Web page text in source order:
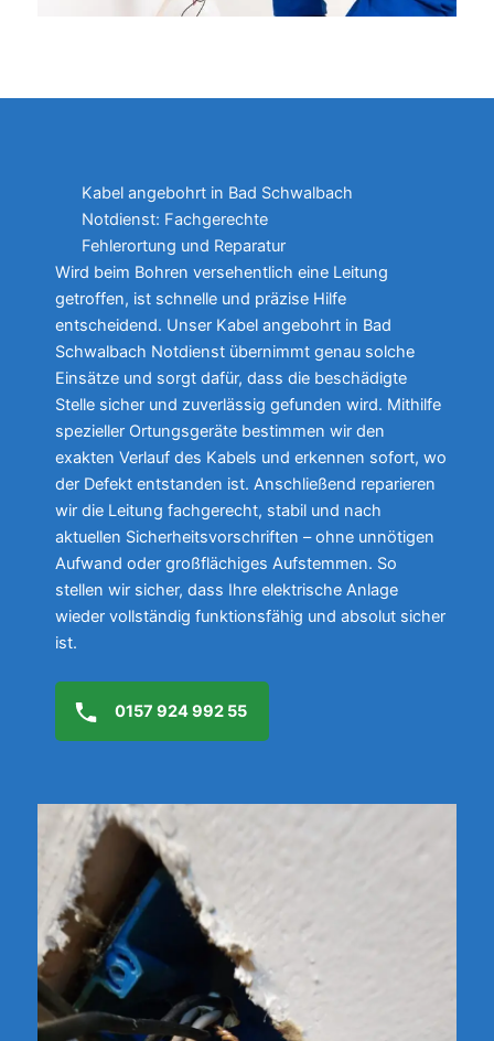
Kabel angebohrt in Bad Schwalbach
Notdienst: Fachgerechte
Fehlerortung und Reparatur
Wird beim Bohren versehentlich eine Leitung
getroffen, ist schnelle und präzise Hilfe
entscheidend. Unser Kabel angebohrt in Bad
Schwalbach Notdienst übernimmt genau solche
Einsätze und sorgt dafür, dass die beschädigte
Stelle sicher und zuverlässig gefunden wird. Mithilfe
spezieller Ortungsgeräte bestimmen wir den
exakten Verlauf des Kabels und erkennen sofort, wo
der Defekt entstanden ist. Anschließend reparieren
wir die Leitung fachgerecht, stabil und nach
aktuellen Sicherheitsvorschriften – ohne unnötigen
Aufwand oder großflächiges Aufstemmen. So
stellen wir sicher, dass Ihre elektrische Anlage
wieder vollständig funktionsfähig und absolut sicher
ist.
0157 924 992 55